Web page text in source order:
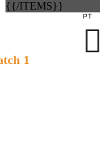
{{/ITEMS}}
PT

1